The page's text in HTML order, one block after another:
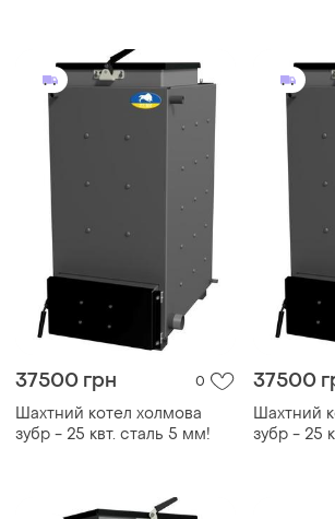
37500 грн 0
Шахтний котел холмова
зубр - 25 квт. сталь 5 мм!
37500
Шахтний
зубр - 25